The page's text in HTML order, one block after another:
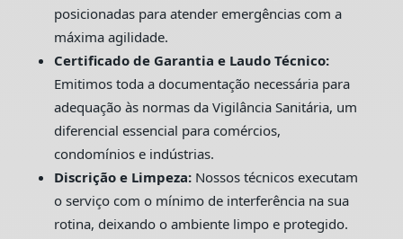
posicionadas para atender emergências com a
máxima agilidade.
Certificado de Garantia e Laudo Técnico:
Emitimos toda a documentação necessária para
adequação às normas da Vigilância Sanitária, um
diferencial essencial para comércios,
condomínios e indústrias.
Discrição e Limpeza:Nossos técnicos executam
o serviço com o mínimo de interferência na sua
rotina, deixando o ambiente limpo e protegido.